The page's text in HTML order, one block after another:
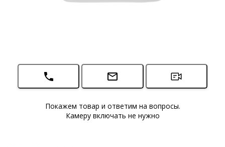
Покажем товар и ответим на вопросы.
Камеру включать не нужно